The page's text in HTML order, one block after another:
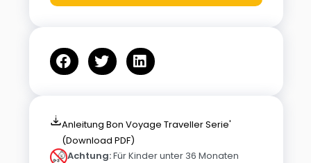
Anleitung Bon Voyage Traveller Serie'
(Download PDF)
Achtung:Für Kinder unter 36 Monaten